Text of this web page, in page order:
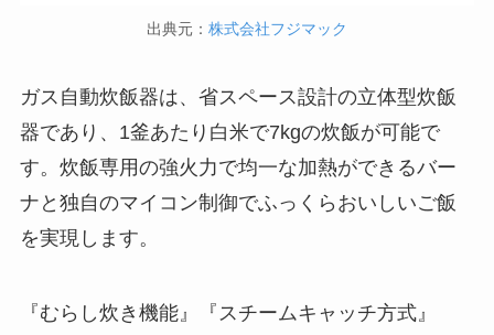
出典元： 株式会社フジマック
ガス自動炊飯器は、省スペース設計の立体型炊飯
器であり、1釜あたり白米で7kgの炊飯が可能で
す。炊飯専用の強火力で均一な加熱ができるバー
ナと独自のマイコン制御でふっくらおいしいご飯
を実現します。
『むらし炊き機能』『スチームキャッチ方式』